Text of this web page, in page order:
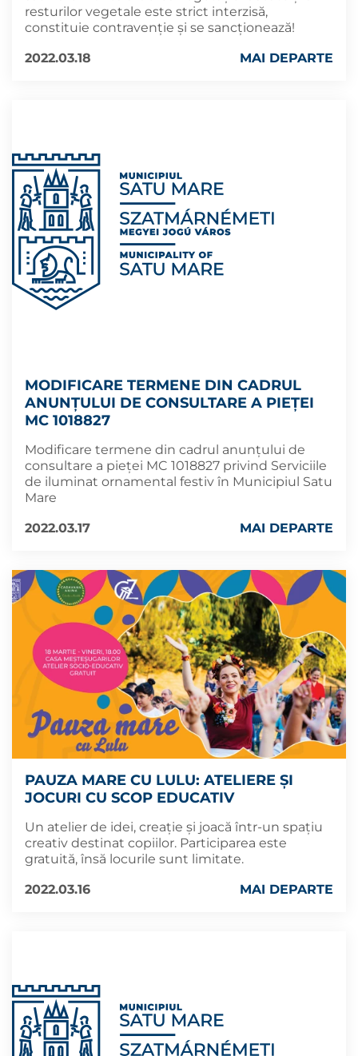
resturilor vegetale este strict interzisă,
constituie contravenție și se sancționează!
2022.03.18
MAI DEPARTE
MODIFICARE TERMENE DIN CADRUL
ANUNȚULUI DE CONSULTARE A PIEȚEI
MC 1018827
Modificare termene din cadrul anunțului de
consultare a pieței MC 1018827 privind Serviciile
de iluminat ornamental festiv în Municipiul Satu
Mare
2022.03.17
MAI DEPARTE
PAUZA MARE CU LULU: ATELIERE ȘI
JOCURI CU SCOP EDUCATIV
Un atelier de idei, creație și joacă într-un spațiu
creativ destinat copiilor. Participarea este
gratuită, însă locurile sunt limitate.
2022.03.16
MAI DEPARTE